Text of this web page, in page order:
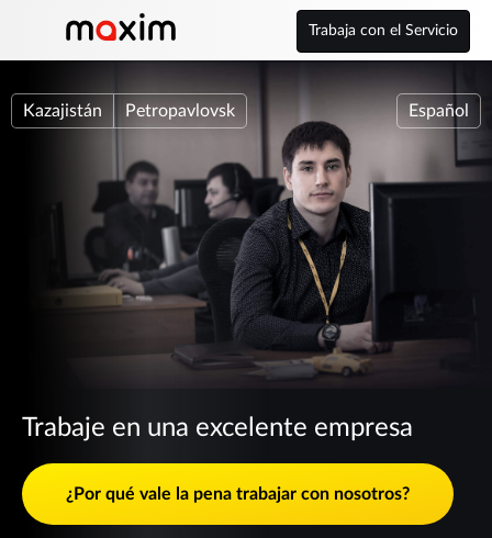
Trabaja con el Servicio
Kazajistán Petropavlovsk Español
Trabaje en una excelente empresa
¿Por qué vale la pena trabajar con nosotros?